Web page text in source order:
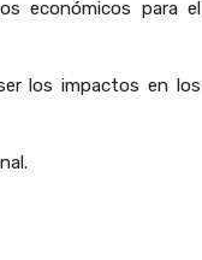
económicos para el
los impactos en los